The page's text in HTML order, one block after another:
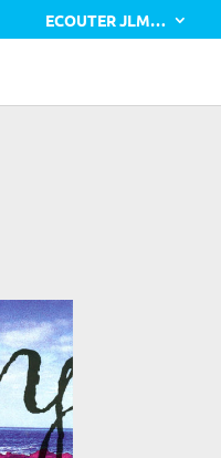
ECOUTER JLM…